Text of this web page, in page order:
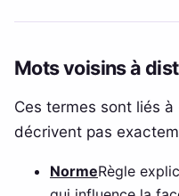
Mots voisins à
Ces termes sont liés
décrivent pas
NormeRègle